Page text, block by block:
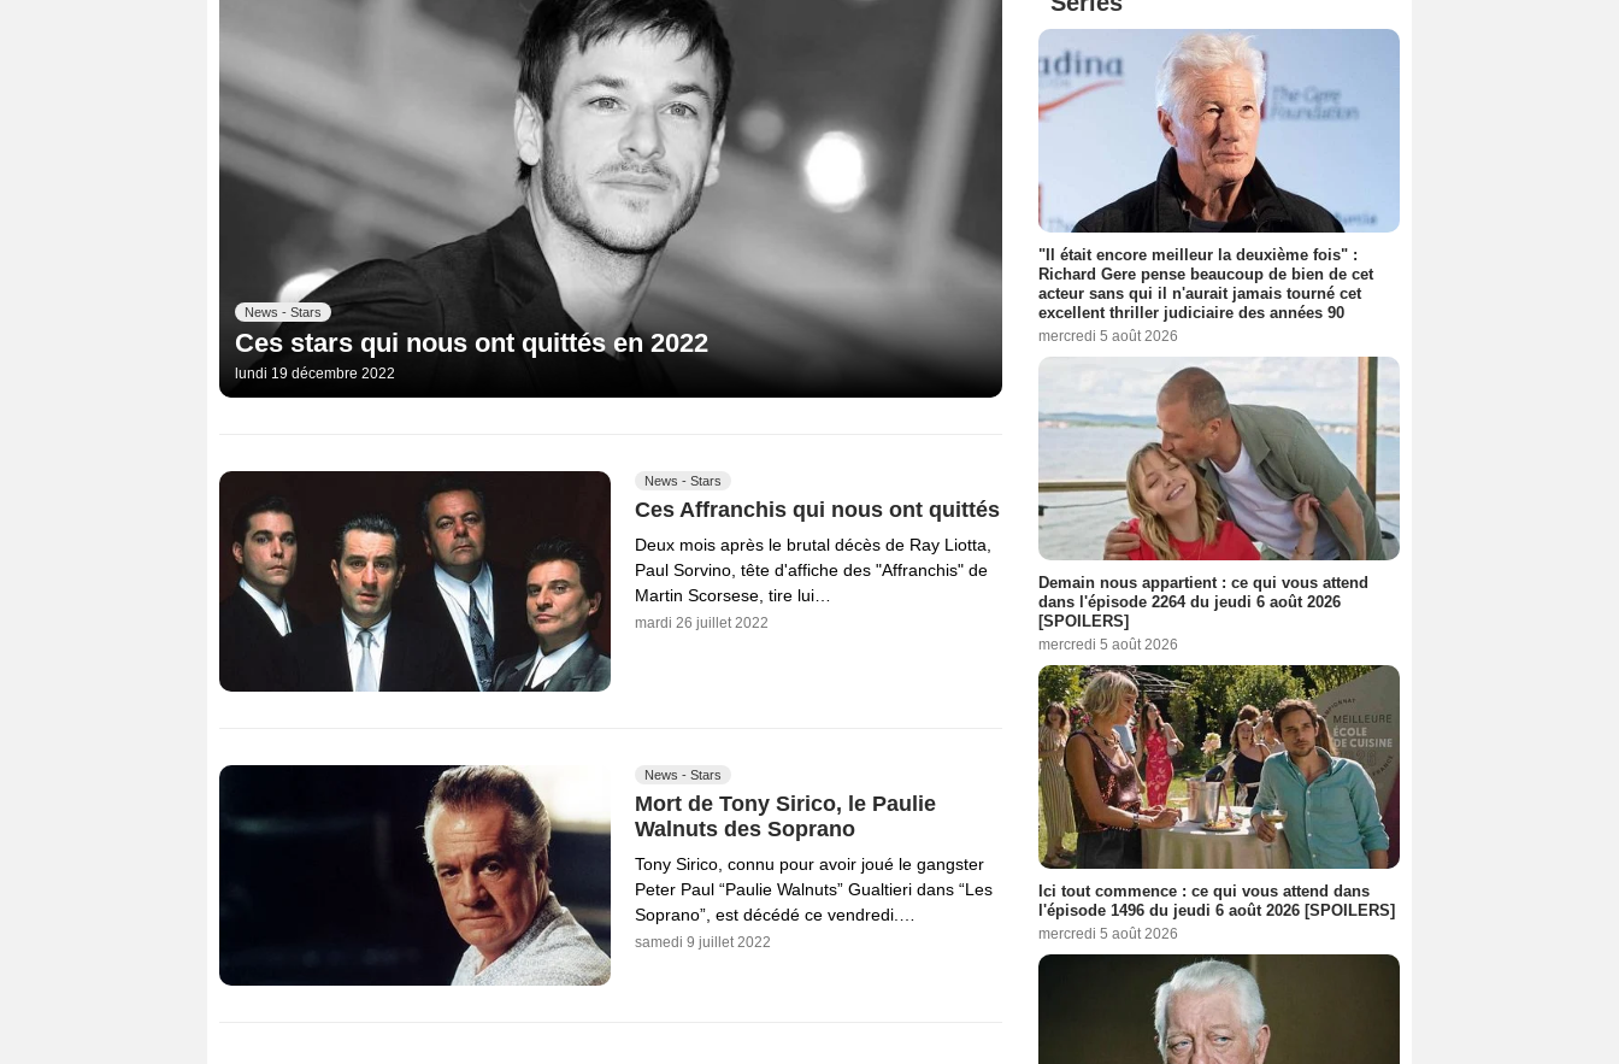
News - Stars
Ces stars qui nous ont quittés en 2022
lundi 19 décembre 2022
News - Stars
Ces Affranchis qui nous ont quittés
Deux mois après le brutal décès de Ray Liotta,
Paul Sorvino, tête d'affiche des "Affranchis" de
Martin Scorsese, tire lui…
mardi 26 juillet 2022
News - Stars
Mort de Tony Sirico, le Paulie
Walnuts des Soprano
Tony Sirico, connu pour avoir joué le gangster
Peter Paul “Paulie Walnuts” Gualtieri dans “Les
Soprano”, est décédé ce vendredi.…
samedi 9 juillet 2022
"Il était encore meilleur la deuxième fois" :
Richard Gere pense beaucoup de bien de cet
acteur sans qui il n'aurait jamais tourné cet
excellent thriller judiciaire des années 90
mercredi 5 août 2026
Demain nous appartient : ce qui vous attend
dans l'épisode 2264 du jeudi 6 août 2026
[SPOILERS]
mercredi 5 août 2026
Ici tout commence : ce qui vous attend dans
l'épisode 1496 du jeudi 6 août 2026 [SPOILERS]
mercredi 5 août 2026